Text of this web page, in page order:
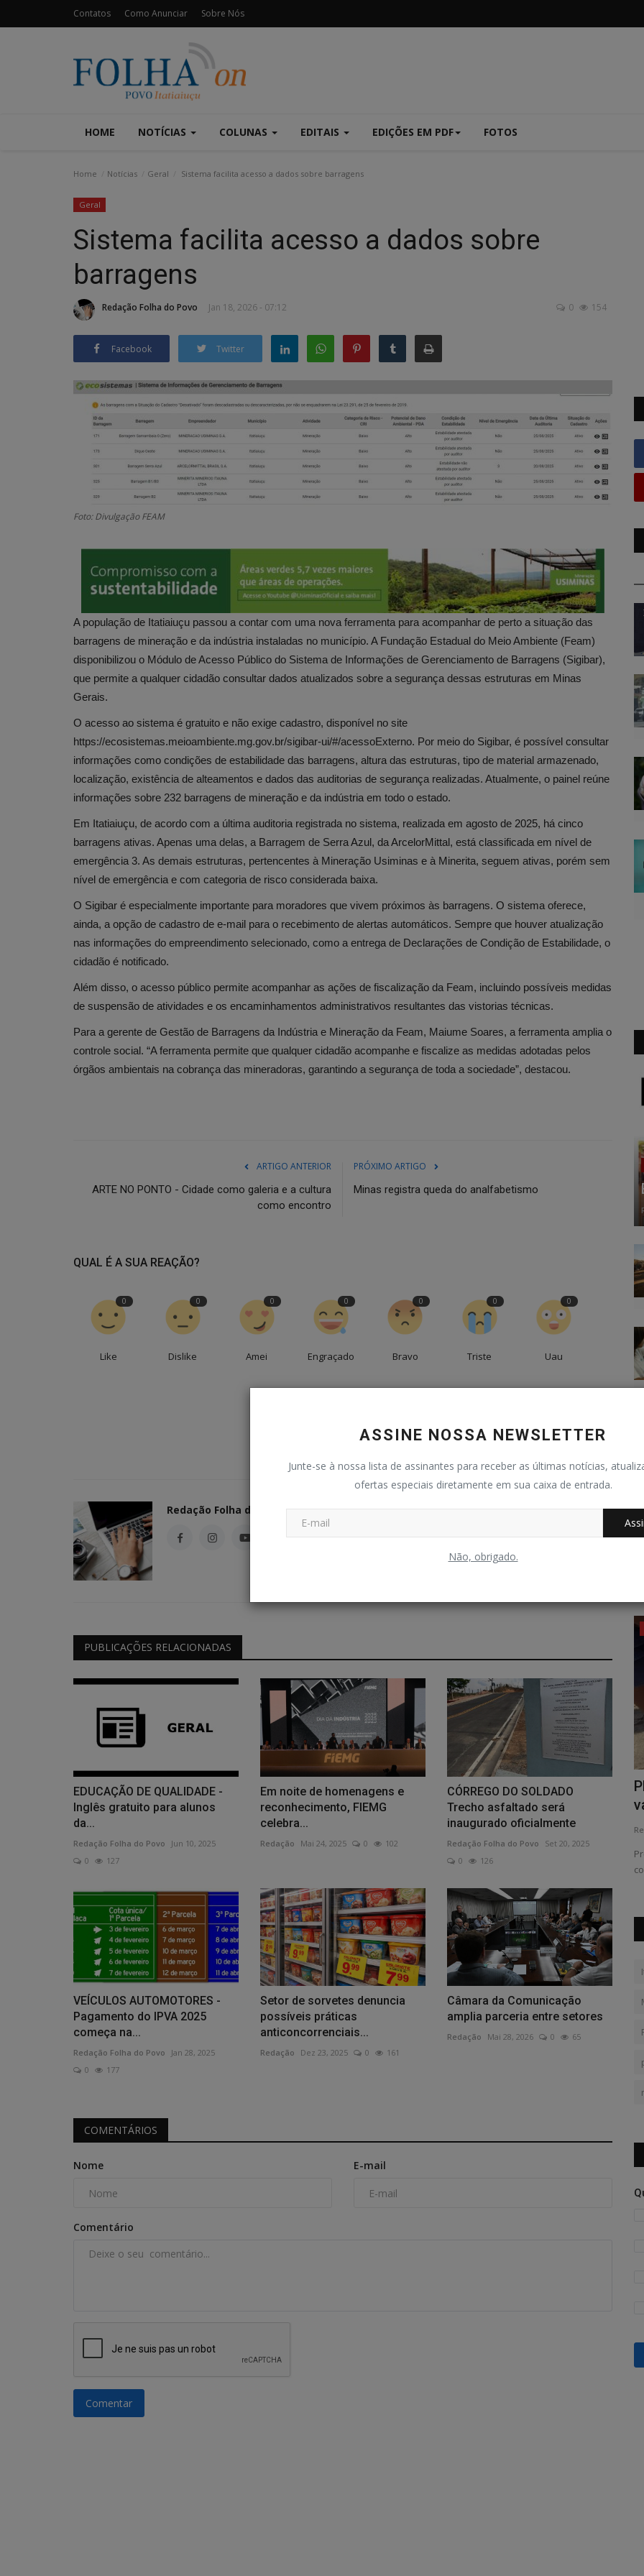
Contatos Como Anunciar Sobre Nós
HOME NOTÍCIAS COLUNAS EDITAIS EDIÇÕES EM PDF FOTOS
ASSINE NOSSA NEWSLETTER
Junte-se à nossa lista de assinantes para receber as últimas notícias,
ofertas especiais diretamente em sua caixa de entrada.
Não, obrigado.
Home Notícias Geral Sistema facilita acesso a dados sobre barragens
Geral
Sistema facilita acesso a dados sobre
barragens
Redação Folha do Povo Jan 18, 2026 - 07:12 0 154
Facebook Twitter
Foto: Divulgação FEAM
A população de Itatiaiuçu passou a contar com uma nova ferramenta para acompanhar de perto a situação das
barragens de mineração e da indústria instaladas no município. A Fundação Estadual do Meio Ambiente (Feam)
disponibilizou o Módulo de Acesso Público do Sistema de Informações de Gerenciamento de Barragens (Sigibar),
que permite a qualquer cidadão consultar dados atualizados sobre a segurança dessas estruturas em Minas
Gerais.
O acesso ao sistema é gratuito e não exige cadastro, disponível no site
https://ecosistemas.meioambiente.mg.gov.br/sigibar-ui/#/acessoExterno. Por meio do Sigibar, é possível consultar
informações como condições de estabilidade das barragens, altura das estruturas, tipo de material armazenado,
localização, existência de alteamentos e dados das auditorias de segurança realizadas. Atualmente, o painel reúne
informações sobre 232 barragens de mineração e da indústria em todo o estado.
Em Itatiaiuçu, de acordo com a última auditoria registrada no sistema, realizada em agosto de 2025, há cinco
barragens ativas. Apenas uma delas, a Barragem de Serra Azul, da ArcelorMittal, está classificada em nível de
emergência 3. As demais estruturas, pertencentes à Mineração Usiminas e à Minerita, seguem ativas, porém sem
nível de emergência e com categoria de risco considerada baixa.
O Sigibar é especialmente importante para moradores que vivem próximos às barragens. O sistema oferece,
ainda, a opção de cadastro de e-mail para o recebimento de alertas automáticos. Sempre que houver atualização
nas informações do empreendimento selecionado, como a entrega de Declarações de Condição de Estabilidade, o
cidadão é notificado.
Além disso, o acesso público permite acompanhar as ações de fiscalização da Feam, incluindo possíveis medidas
de suspensão de atividades e os encaminhamentos administrativos resultantes das vistorias técnicas.
Para a gerente de Gestão de Barragens da Indústria e Mineração da Feam, Maiume Soares, a ferramenta amplia o
controle social. “A ferramenta permite que qualquer cidadão acompanhe e fiscalize as medidas adotadas pelos
órgãos ambientais na cobrança das mineradoras, garantindo a segurança de toda a sociedade”, destacou.
ARTIGO ANTERIOR
ARTE NO PONTO - Cidade como galeria e a cultura
como encontro
PRÓXIMO ARTIGO
Minas registra queda do analfabetismo
QUAL É A SUA REAÇÃO?
0
Like
0
Dislike
0
Amei
0
Engraçado
0
Bravo
0
Triste
0
Uau
Redação Folha do Povo
PUBLICAÇÕES RELACIONADAS
EDUCAÇÃO DE QUALIDADE -
Inglês gratuito para alunos
da...
Redação Folha do Povo
Jun 10, 2025
0
127
Em noite de homenagens e
reconhecimento, FIEMG
celebra...
Redação Mai 24, 2025 0 102
CÓRREGO DO SOLDADO
Trecho asfaltado será
inaugurado oficialmente
Redação Folha do Povo
Set 20, 2025
0
126
VEÍCULOS AUTOMOTORES -
Pagamento do IPVA 2025
começa na...
Redação Folha do Povo
Jan 28, 2025
0
177
Setor de sorvetes denuncia
possíveis práticas
anticoncorrenciais...
Redação Dez 23, 2025 0 161
Câmara da Comunicação
amplia parceria entre setores
Redação Mai 28, 2026 0 65
COMENTÁRIOS
Nome E-mail
Comentário
Comentar
FORMAÇÃO CIDADÃ - Nova lei inclui
educação política e cidadania...
0 62
Minas registra queda do analfabetismo
Redação Ago 8, 2026 0 14
destaques dos jornais e portais...